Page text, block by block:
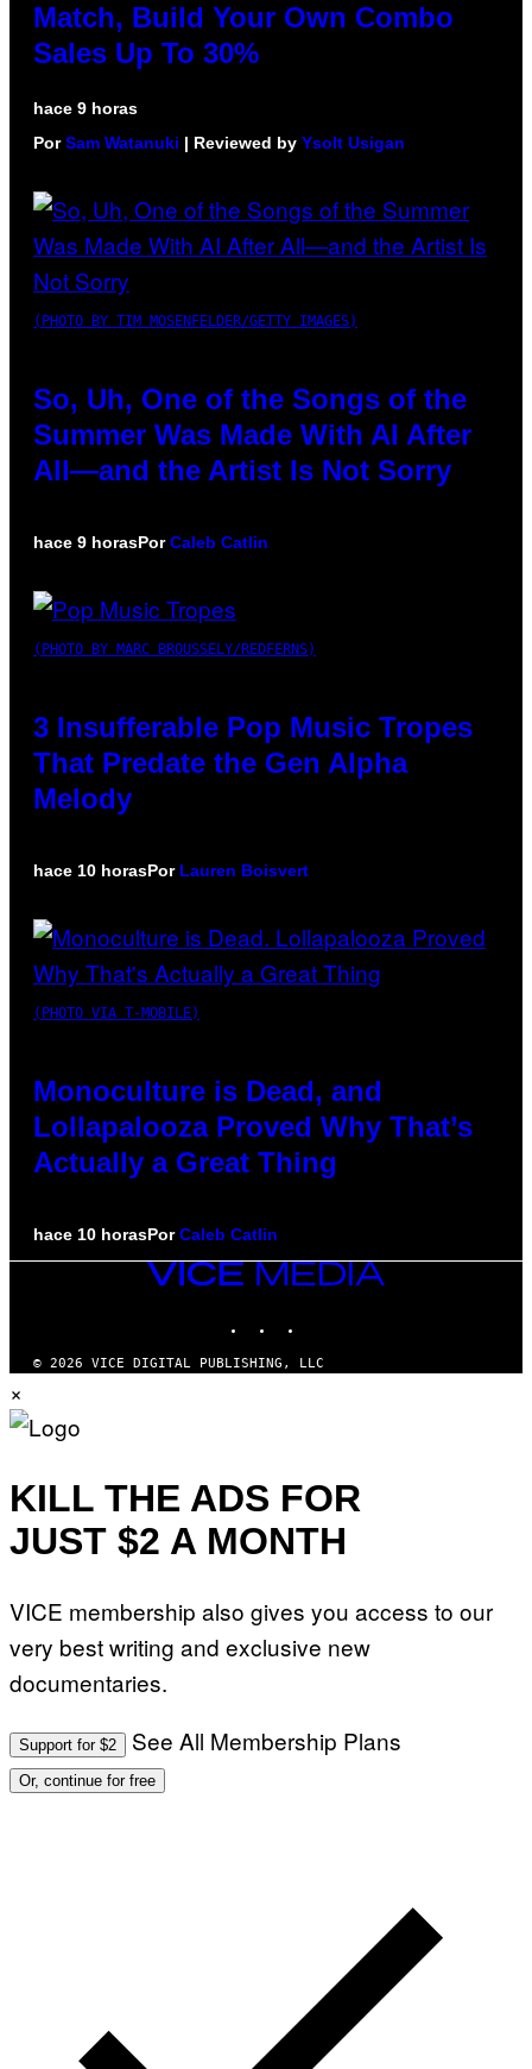
Match, Build Your Own Combo
Sales Up To 30%
hace 9 horas
PorSam Watanuki | Reviewed by Ysolt Usigan
(PHOTO BY TIM MOSENFELDER/GETTY IMAGES)
So, Uh, One of the Songs of the
Summer Was Made With AI After
All—and the Artist Is Not Sorry
hace 9 horasPorCaleb Catlin
(PHOTO BY MARC BROUSSELY/REDFERNS)
3 Insufferable Pop Music Tropes
That Predate the Gen Alpha
Melody
hace 10 horasPor Lauren Boisvert
(PHOTO VIA T-MOBILE)
Monoculture is Dead, and
Lollapalooza Proved Why That’s
Actually a Great Thing
hace 10 horasPorCaleb Catlin
VICE
© 2026 VICE DIGITAL PUBLISHING, LLC
×
KILL THE ADS FOR
JUST $2 A MONTH
VICE membership also gives you access to our
very best writing and exclusive new
documentaries.
Support for $2 See All Membership Plans
Or, continue for free